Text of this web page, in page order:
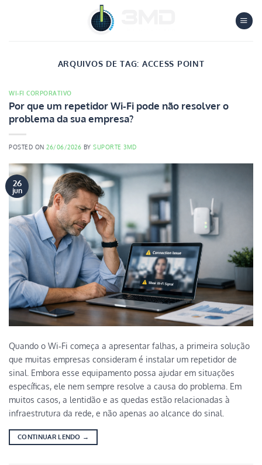
ARQUIVOS DE TAG: ACCESS POINT
WI‑FI CORPORATIVO
Por que um repetidor Wi‑Fi pode não resolver o
problema da sua empresa?
POSTED ON 26/06/2026 BYSUPORTE 3MD
26
jun
Quando o Wi‑Fi começa a apresentar falhas, a primeira solução
que muitas empresas consideram é instalar um repetidor de
sinal. Embora esse equipamento possa ajudar em situações
específicas, ele nem sempre resolve a causa do problema. Em
muitos casos, a lentidão e as quedas estão relacionadas à
infraestrutura da rede, e não apenas ao alcance do sinal.
CONTINUAR LENDO →